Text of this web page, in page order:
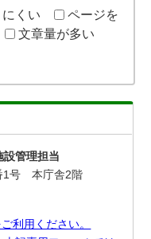
くい
ページを
文章量が多い
管理担当
1号 本庁舎2階
利用ください。